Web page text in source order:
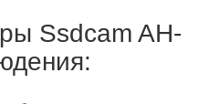
Ssdcam AH-